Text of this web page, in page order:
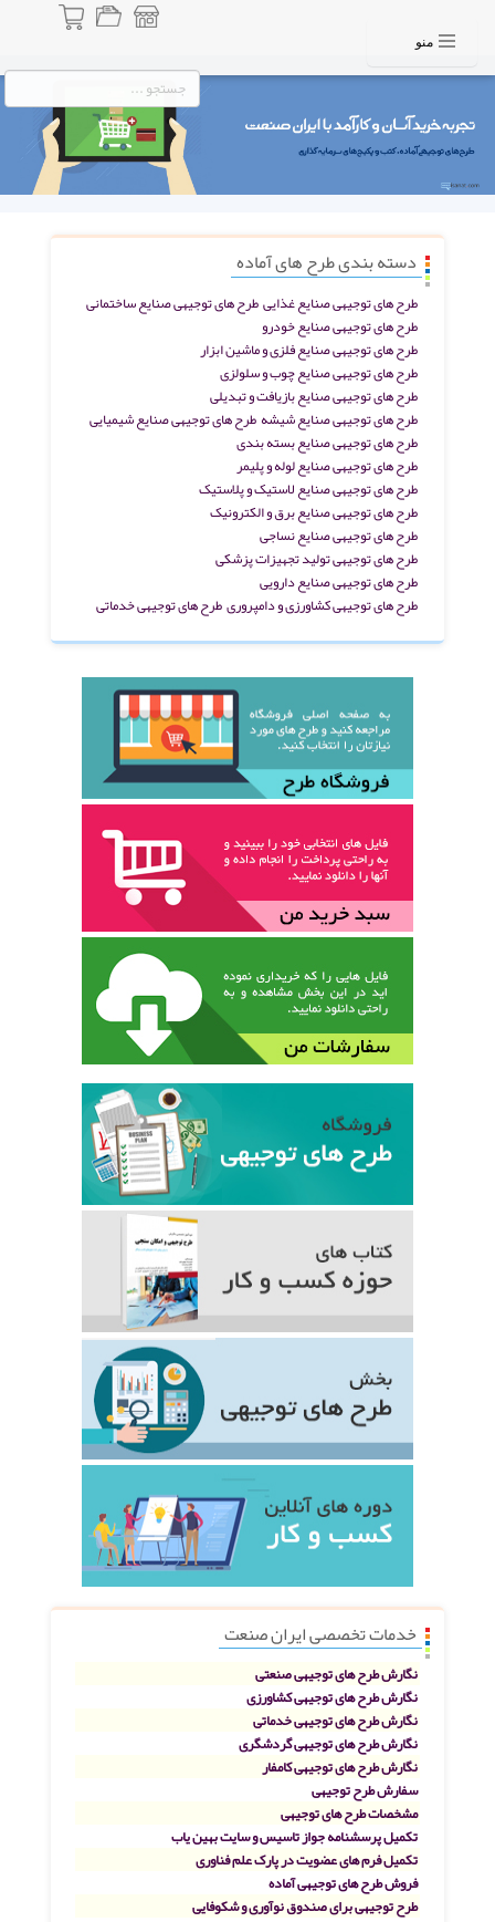
منو
دسته بندی طرح های آماده
طرح های توجیهی صنایع غذاییطرح های توجیهی صنایع ساختمانی
طرح های توجیهی صنایع خودرو
طرح های توجیهی صنایع فلزی و ماشین ابزار
طرح های توجیهی صنایع چوب و سلولزی
طرح های توجیهی صنایع بازیافت و تبدیلی
طرح های توجیهی صنایع شیشه طرح های توجیهی صنایع شیمیایی
طرح های توجیهی صنایع بسته بندی
طرح های توجیهی صنایع لوله و پلیمر
طرح های توجیهی صنایع لاستیک و پلاستیک
طرح های توجیهی صنایع برق و الکترونیک
طرح های توجیهی صنایع نساجی
طرح های توجیهی تولید تجهیزات پزشکی
طرح های توجیهی صنایع دارویی
طرح های توجیهی کشاورزی و دامپروریطرح های توجیهی خدماتی
خدمات تخصصی ایران صنعت
نگارش طرح های توجیهی صنعتی
نگارش طرح های توجیهی کشاورزی
نگارش طرح های توجیهی خدماتی
نگارش طرح های توجیهی گردشگری
نگارش طرح های توجیهی کامفار
سفارش طرح توجیهی
مشخصات طرح های توجیهی
تکمیل پرسشنامه جواز تاسیس و سایت بهین یاب
تکمیل فرم های عضویت در پارک علم فناوری
فروش طرح های توجیهی آماده
طرح توجیهی برای صندوق نوآوری و شکوفایی